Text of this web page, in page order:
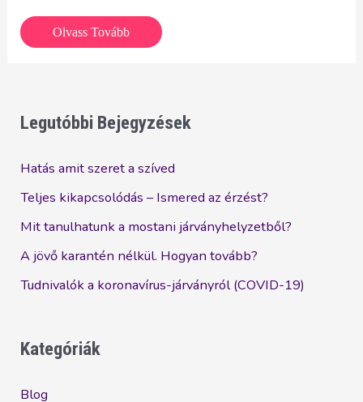
Mosogatófiú,
aki
padlóig
gázt
Olvass Tovább
Legutóbbi Bejegyzések
Hatás amit szeret a szíved
Teljes kikapcsolódás – Ismered az érzést?
Mit tanulhatunk a mostani járványhelyzetből?
A jövő karantén nélkül. Hogyan tovább?
Tudnivalók a koronavírus-járványról (COVID-19)
Kategóriák
Blog